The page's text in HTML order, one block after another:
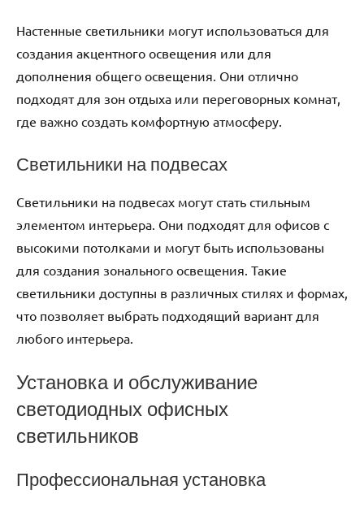
Настенные светильники могут использоваться для
создания акцентного освещения или для
дополнения общего освещения. Они отлично
подходят для зон отдыха или переговорных комнат,
где важно создать комфортную атмосферу.
Светильники на подвесах
Светильники на подвесах могут стать стильным
элементом интерьера. Они подходят для офисов с
высокими потолками и могут быть использованы
для создания зонального освещения. Такие
светильники доступны в различных стилях и формах,
что позволяет выбрать подходящий вариант для
любого интерьера.
Установка и обслуживание
светодиодных офисных
светильников
Профессиональная установка